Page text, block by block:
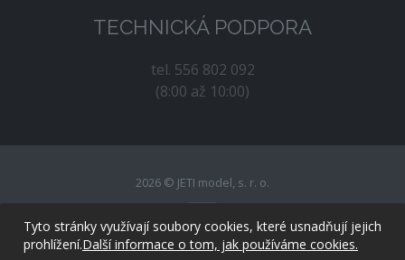
TECHNICKÁ PODPORA
tel. 556 802 092
(8:00 až 10:00)
2026 © JETI model, s. r. o.
Tyto stránky využívají soubory cookies, které usnadňují jejich
prohlížení.Další informace o tom, jak používáme cookies.